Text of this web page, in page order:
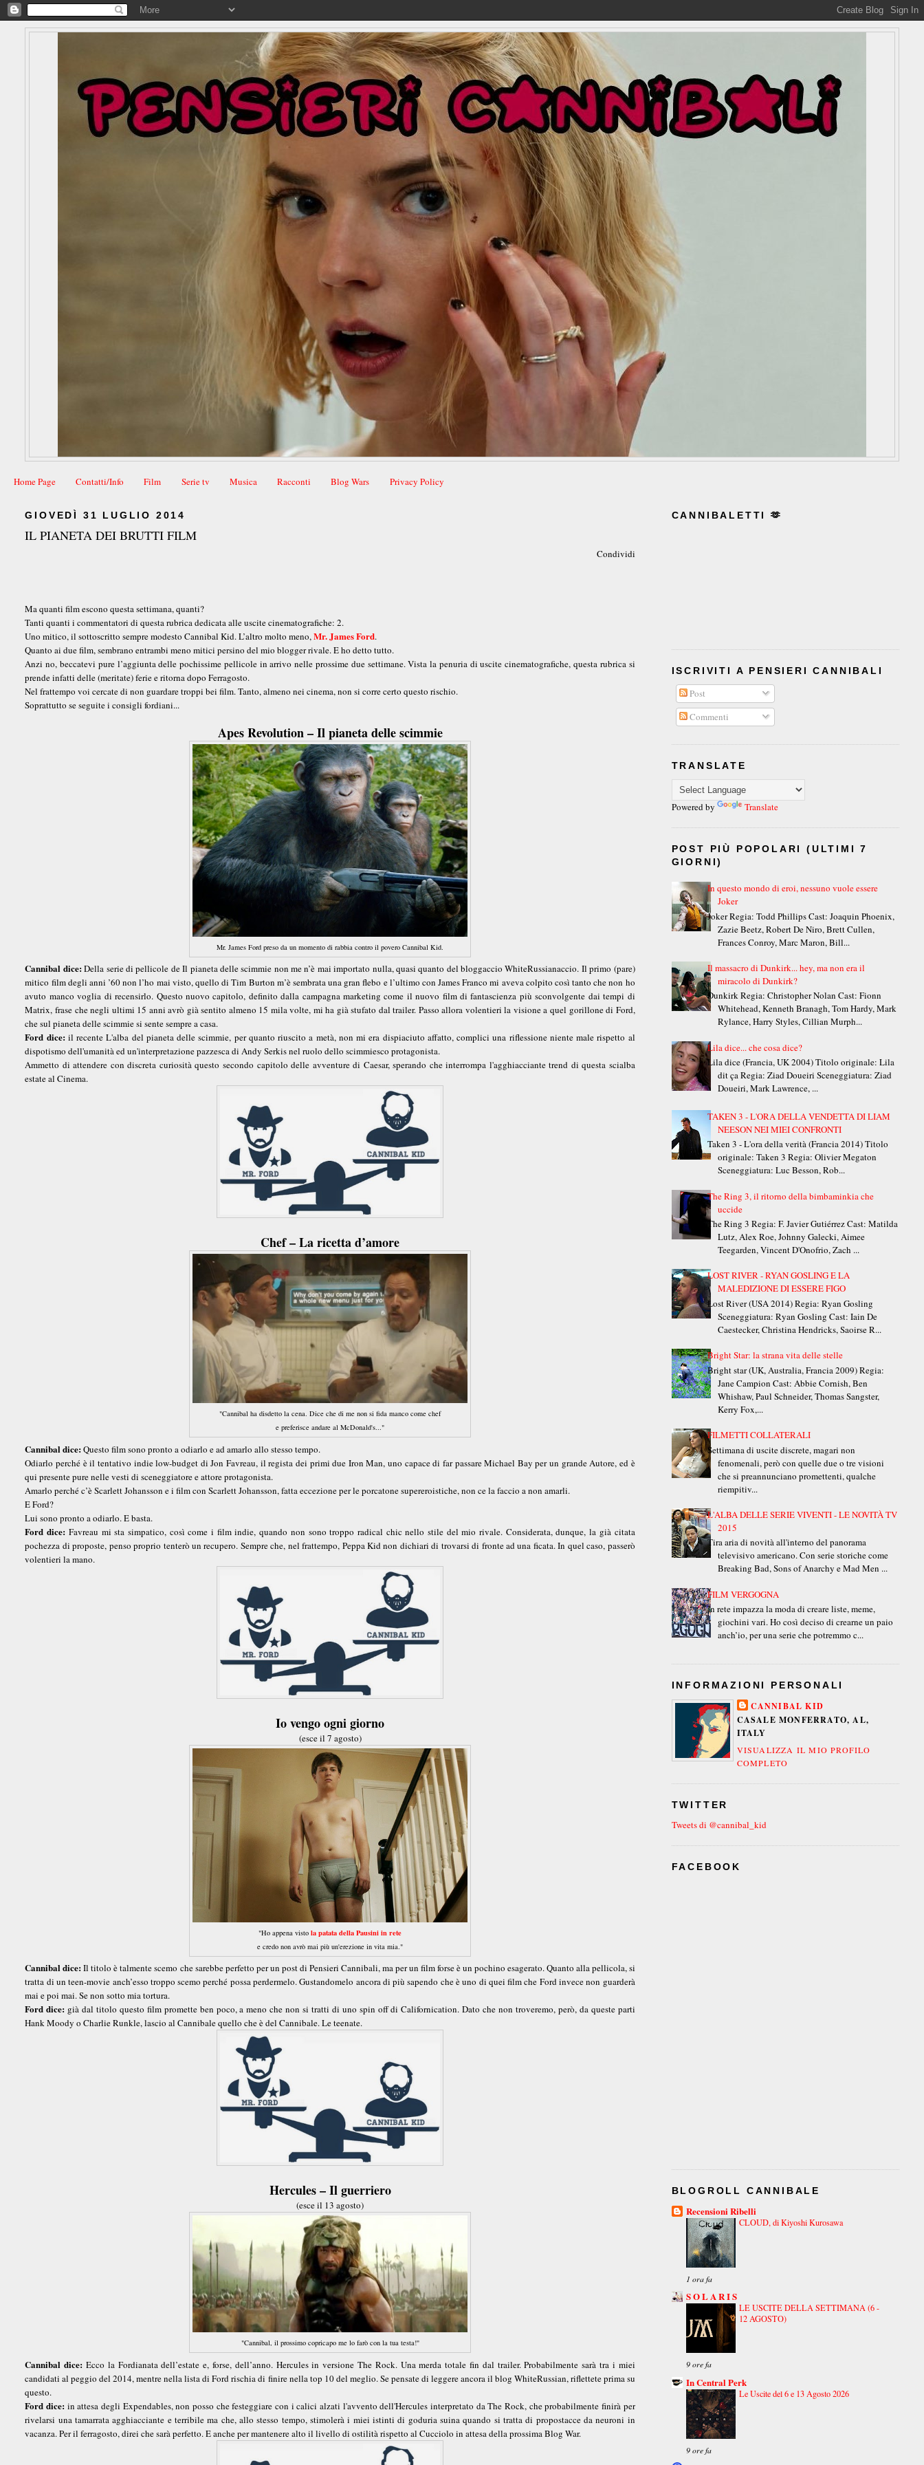
Home Page Contatti/Info Film Serie tv Musica Racconti Blog Wars Privacy Policy
GIOVEDÌ 31 LUGLIO 2014
IL PIANETA DEI BRUTTI FILM
Condividi
Ma quanti film escono questa settimana, quanti?
Tanti quanti i commentatori di questa rubrica dedicata alle uscite cinematografiche: 2.
Uno mitico, il sottoscritto sempre modesto Cannibal Kid. L’altro molto meno,Mr. James Ford.
Quanto ai due film, sembrano entrambi meno mitici persino del mio blogger rivale. E ho detto tutto.
Anzi no, beccatevi pure l’aggiunta delle pochissime pellicole in arrivo nelle prossime due settimane. Vista la penuria di uscite cinematografiche, questa rubrica si
prende infatti delle (meritate) ferie e ritorna dopo Ferragosto.
Nel frattempo voi cercate di non guardare troppi bei film. Tanto, almeno nei cinema, non si corre certo questo rischio.
Soprattutto se seguite i consigli fordiani...
Apes Revolution – Il pianeta delle scimmie
Mr. James Ford preso da un momento di rabbia contro il povero Cannibal Kid.
Cannibal dice:Della serie di pellicole de Il pianeta delle scimmie non me n’è mai importato nulla, quasi quanto del bloggaccio WhiteRussianaccio. Il primo (pare)
mitico film degli anni ’60 non l’ho mai visto, quello di Tim Burton m’è sembrata una gran flebo e l’ultimo con James Franco mi aveva colpito così tanto che non ho
avuto manco voglia di recensirlo. Questo nuovo capitolo, definito dalla campagna marketing come il nuovo film di fantascienza più sconvolgente dai tempi di
Matrix, frase che negli ultimi 15 anni avrò già sentito almeno 15 mila volte, mi ha già stufato dal trailer. Passo allora volentieri la visione a quel gorillone di Ford,
che sul pianeta delle scimmie si sente sempre a casa.
Ford dice:il recente L'alba del pianeta delle scimmie, per quanto riuscito a metà, non mi era dispiaciuto affatto, complici una riflessione niente male rispetto al
dispotismo dell'umanità ed un'interpretazione pazzesca di Andy Serkis nel ruolo dello scimmiesco protagonista.
Ammetto di attendere con discreta curiosità questo secondo capitolo delle avventure di Caesar, sperando che interrompa l'agghiacciante trend di questa scialba
estate al Cinema.
Chef – La ricetta d’amore
"Cannibal ha disdetto la cena. Dice che di me non si fida manco come chef
e preferisce andare al McDonald's..."
Cannibal dice:Questo film sono pronto a odiarlo e ad amarlo allo stesso tempo.
Odiarlo perché è il tentativo indie low-budget di Jon Favreau, il regista dei primi due Iron Man, uno capace di far passare Michael Bay per un grande Autore, ed è
qui presente pure nelle vesti di sceneggiatore e attore protagonista.
Amarlo perché c’è Scarlett Johansson e i film con Scarlett Johansson, fatta eccezione per le porcatone supereroistiche, non ce la faccio a non amarli.
E Ford?
Lui sono pronto a odiarlo. E basta.
Ford dice: Favreau mi sta simpatico, così come i film indie, quando non sono troppo radical chic nello stile del mio rivale. Considerata, dunque, la già citata
pochezza di proposte, penso proprio tenterò un recupero. Sempre che, nel frattempo, Peppa Kid non dichiari di trovarsi di fronte ad una ficata. In quel caso, passerò
volentieri la mano.
Io vengo ogni giorno
(esce il 7 agosto)
"Ho appena visto la patata della Pausini in rete
e credo non avrò mai più un'erezione in vita mia."
Cannibal dice:Il titolo è talmente scemo che sarebbe perfetto per un post di Pensieri Cannibali, ma per un film forse è un pochino esagerato. Quanto alla pellicola, si
tratta di un teen-movie anch’esso troppo scemo perché possa perdermelo. Gustandomelo ancora di più sapendo che è uno di quei film che Ford invece non guarderà
mai e poi mai. Se non sotto mia tortura.
Ford dice: già dal titolo questo film promette ben poco, a meno che non si tratti di uno spin off di Californication. Dato che non troveremo, però, da queste parti
Hank Moody o Charlie Runkle, lascio al Cannibale quello che è del Cannibale. Le teenate.
Hercules – Il guerriero
(esce il 13 agosto)
"Cannibal, il prossimo copricapo me lo farò con la tua testa!"
Cannibal dice: Ecco la Fordianata dell’estate e, forse, dell’anno. Hercules in versione The Rock. Una merda totale fin dal trailer. Probabilmente sarà tra i miei
candidati al peggio del 2014, mentre nella lista di Ford rischia di finire nella top 10 del meglio. Se pensate di leggere ancora il blog WhiteRussian, riflettete prima su
questo.
Ford dice: in attesa degli Expendables, non posso che festeggiare con i calici alzati l'avvento dell'Hercules interpretato da The Rock, che probabilmente finirà per
rivelarsi una tamarrata agghiacciante e terribile ma che, allo stesso tempo, stimolerà i miei istinti di goduria suina quando si tratta di propostacce da neuroni in
vacanza. Per il ferragosto, direi che sarà perfetto. E anche per mantenere alto il livello di ostilità rispetto al Cucciolo in attesa della prossima Blog War.
CANNIBALETTI 🫶
ISCRIVITI A PENSIERI CANNIBALI
Post
Commenti
TRANSLATE
Powered by Translate
POST PIÙ POPOLARI (ULTIMI 7
GIORNI)
In questo mondo di eroi, nessuno vuole essere
Joker
Joker Regia: Todd Phillips Cast: Joaquin Phoenix,
Zazie Beetz, Robert De Niro, Brett Cullen,
Frances Conroy, Marc Maron, Bill...
Il massacro di Dunkirk... hey, ma non era il
miracolo di Dunkirk?
Dunkirk Regia: Christopher Nolan Cast: Fionn
Whitehead, Kenneth Branagh, Tom Hardy, Mark
Rylance, Harry Styles, Cillian Murph...
Lila dice... che cosa dice?
Lila dice (Francia, UK 2004) Titolo originale: Lila
dit ça Regia: Ziad Doueiri Sceneggiatura: Ziad
Doueiri, Mark Lawrence, ...
TAKEN 3 - L'ORA DELLA VENDETTA DI LIAM
NEESON NEI MIEI CONFRONTI
Taken 3 - L'ora della verità (Francia 2014) Titolo
originale: Taken 3 Regia: Olivier Megaton
Sceneggiatura: Luc Besson, Rob...
The Ring 3, il ritorno della bimbaminkia che
uccide
The Ring 3 Regia: F. Javier Gutiérrez Cast: Matilda
Lutz, Alex Roe, Johnny Galecki, Aimee
Teegarden, Vincent D'Onofrio, Zach ...
LOST RIVER - RYAN GOSLING E LA
MALEDIZIONE DI ESSERE FIGO
Lost River (USA 2014) Regia: Ryan Gosling
Sceneggiatura: Ryan Gosling Cast: Iain De
Caestecker, Christina Hendricks, Saoirse R...
Bright Star: la strana vita delle stelle
Bright star (UK, Australia, Francia 2009) Regia:
Jane Campion Cast: Abbie Cornish, Ben
Whishaw, Paul Schneider, Thomas Sangster,
Kerry Fox,...
FILMETTI COLLATERALI
Settimana di uscite discrete, magari non
fenomenali, però con quelle due o tre visioni
che si preannunciano promettenti, qualche
riempitiv...
L'ALBA DELLE SERIE VIVENTI - LE NOVITÀ TV
2015
Tira aria di novità all'interno del panorama
televisivo americano. Con serie storiche come
Breaking Bad, Sons of Anarchy e Mad Men ...
FILM VERGOGNA
In rete impazza la moda di creare liste, meme,
giochini vari. Ho così deciso di crearne un paio
anch’io, per una serie che potremmo c...
INFORMAZIONI PERSONALI
CANNIBAL KID
CASALE MONFERRATO, AL,
ITALY
VISUALIZZA IL MIO PROFILO
COMPLETO
TWITTER
Tweets di @cannibal_kid
FACEBOOK
BLOGROLL CANNIBALE
Recensioni Ribelli
CLOUD, di Kiyoshi Kurosawa
1 ora fa
S O L A R I S
LE USCITE DELLA SETTIMANA (6 -
12 AGOSTO)
9 ore fa
In Central Perk
Le Uscite del 6 e 13 Agosto 2026
9 ore fa